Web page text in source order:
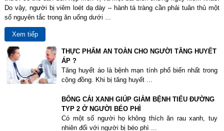
Do vậy, người bị viêm loét dạ dày – hành tá tràng cần phải tuân thủ một
số nguyên tắc trong ăn uống dưới ...
Xem tiếp
THỰC PHẨM AN TOÀN CHO NGƯỜI TĂNG HUYẾT
ÁP ?
Tăng huyết áo là bệnh mạn tính phổ biến nhất trong
cộng đồng. Khi bị tăng huyết ...
BÔNG CẢI XANH GIÚP GIẢM BỆNH TIỂU ĐƯỜNG
TYP 2 Ở NGƯỜI BÉO PHÌ
Có một số người họ không thích ăn rau xanh, tuy
nhiên đối với người bị béo phì ...